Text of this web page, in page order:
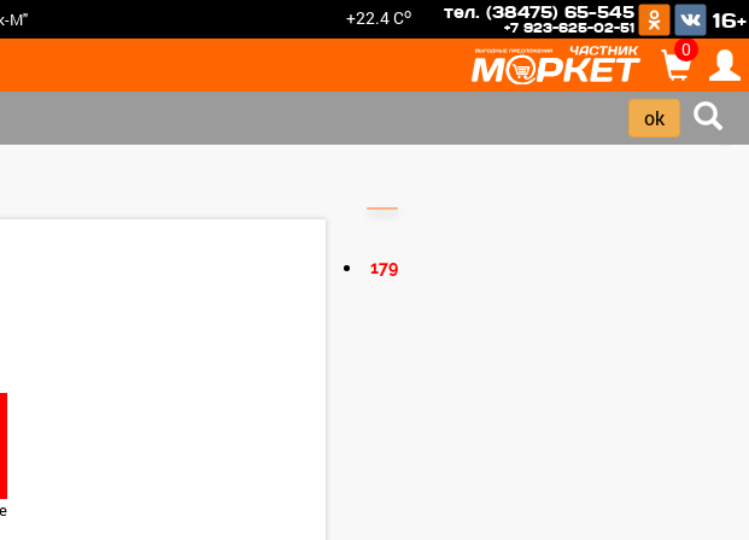
М" +22.4 Co тел. (38475) 65-545
+7 923-625-02-51 16+
0
179
›